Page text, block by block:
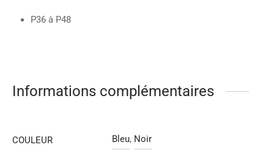
P36 à P48
Informations complémentaires
COULEUR Bleu, Noir